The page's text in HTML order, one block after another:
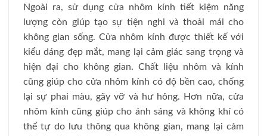
Ngoài ra, sử dụng cửa nhôm kính tiết kiệm năng
lượng còn giúp tạo sự tiện nghi và thoải mái cho
không gian sống. Cửa nhôm kính được thiết kế với
kiểu dáng đẹp mắt, mang lại cảm giác sang trọng và
hiện đại cho không gian. Chất liệu nhôm và kính
cũng giúp cho cửa nhôm kính có độ bền cao, chống
lại sự phai màu, gãy vỡ và hư hỏng. Hơn nữa, cửa
nhôm kính cũng giúp cho ánh sáng và không khí có
thể tự do lưu thông qua không gian, mang lại cảm